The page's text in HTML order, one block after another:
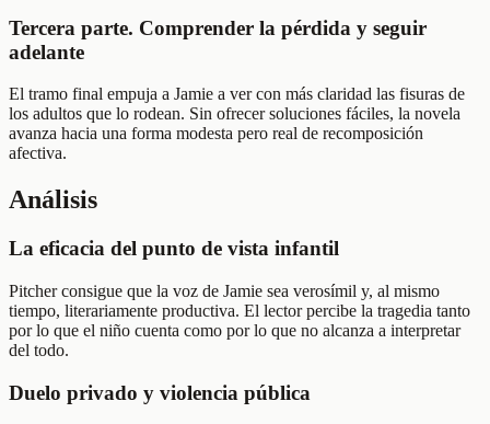
Tercera parte. Comprender la pérdida y seguir
adelante
El tramo final empuja a Jamie a ver con más claridad las fisuras de
los adultos que lo rodean. Sin ofrecer soluciones fáciles, la novela
avanza hacia una forma modesta pero real de recomposición
afectiva.
Análisis
La eficacia del punto de vista infantil
Pitcher consigue que la voz de Jamie sea verosímil y, al mismo
tiempo, literariamente productiva. El lector percibe la tragedia tanto
por lo que el niño cuenta como por lo que no alcanza a interpretar
del todo.
Duelo privado y violencia pública